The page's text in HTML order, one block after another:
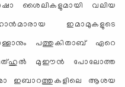
ശൈലികളുമായി വലിയ
ഇമാമുകളുടെ
പത്തുകിതാബ് ഏറെ
ഫത്ഹുല്‍ മുഈന്‍ പോലോത്ത
ഇബാറത്തുകളിലെ ആശയ